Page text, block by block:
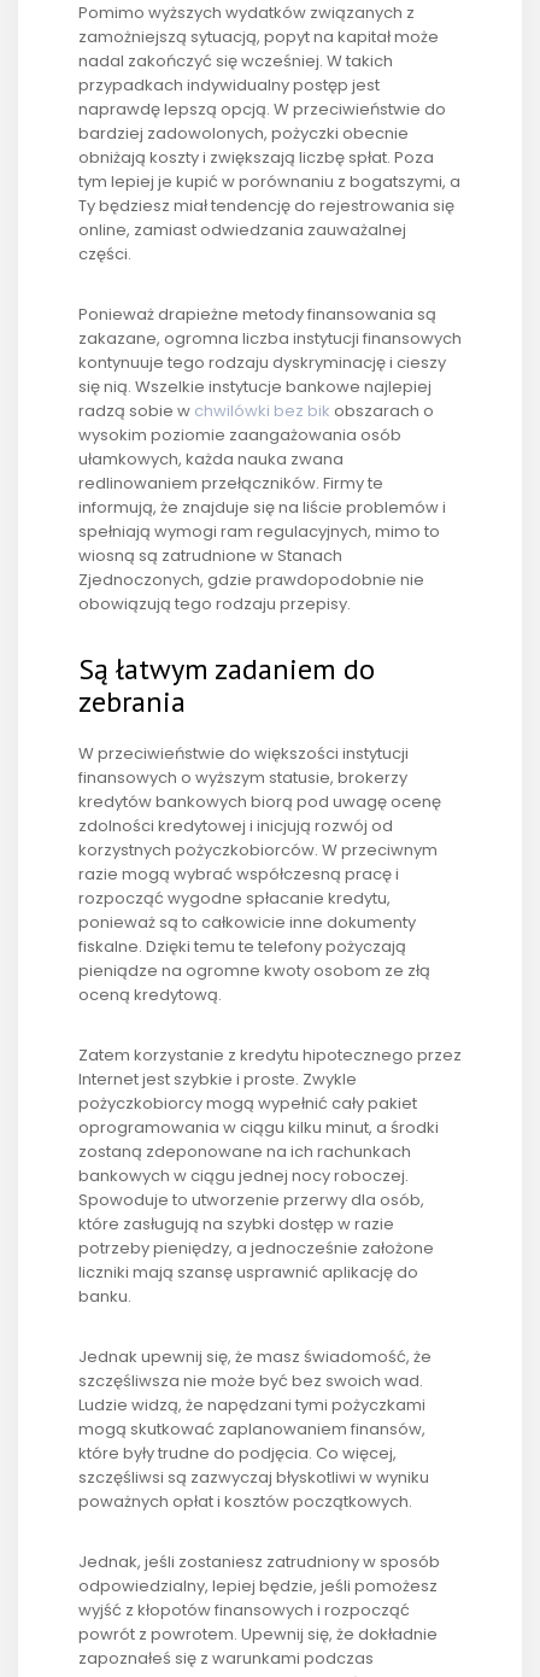
Pomimo wyższych wydatków związanych z
zamożniejszą sytuacją, popyt na kapitał może
nadal zakończyć się wcześniej. W takich
przypadkach indywidualny postęp jest
naprawdę lepszą opcją. W przeciwieństwie do
bardziej zadowolonych, pożyczki obecnie
obniżają koszty i zwiększają liczbę spłat. Poza
tym lepiej je kupić w porównaniu z bogatszymi, a
Ty będziesz miał tendencję do rejestrowania się
online, zamiast odwiedzania zauważalnej
części.
Ponieważ drapieżne metody finansowania są
zakazane, ogromna liczba instytucji finansowych
kontynuuje tego rodzaju dyskryminację i cieszy
się nią. Wszelkie instytucje bankowe najlepiej
radzą sobie w chwilówki bez bik obszarach o
wysokim poziomie zaangażowania osób
ułamkowych, każda nauka zwana
redlinowaniem przełączników. Firmy te
informują, że znajduje się na liście problemów i
spełniają wymogi ram regulacyjnych, mimo to
wiosną są zatrudnione w Stanach
Zjednoczonych, gdzie prawdopodobnie nie
obowiązują tego rodzaju przepisy.
Są łatwym zadaniem do
zebrania
W przeciwieństwie do większości instytucji
finansowych o wyższym statusie, brokerzy
kredytów bankowych biorą pod uwagę ocenę
zdolności kredytowej i inicjują rozwój od
korzystnych pożyczkobiorców. W przeciwnym
razie mogą wybrać współczesną pracę i
rozpocząć wygodne spłacanie kredytu,
ponieważ są to całkowicie inne dokumenty
fiskalne. Dzięki temu te telefony pożyczają
pieniądze na ogromne kwoty osobom ze złą
oceną kredytową.
Zatem korzystanie z kredytu hipotecznego przez
Internet jest szybkie i proste. Zwykle
pożyczkobiorcy mogą wypełnić cały pakiet
oprogramowania w ciągu kilku minut, a środki
zostaną zdeponowane na ich rachunkach
bankowych w ciągu jednej nocy roboczej.
Spowoduje to utworzenie przerwy dla osób,
które zasługują na szybki dostęp w razie
potrzeby pieniędzy, a jednocześnie założone
liczniki mają szansę usprawnić aplikację do
banku.
Jednak upewnij się, że masz świadomość, że
szczęśliwsza nie może być bez swoich wad.
Ludzie widzą, że napędzani tymi pożyczkami
mogą skutkować zaplanowaniem finansów,
które były trudne do podjęcia. Co więcej,
szczęśliwsi są zazwyczaj błyskotliwi w wyniku
poważnych opłat i kosztów początkowych.
Jednak, jeśli zostaniesz zatrudniony w sposób
odpowiedzialny, lepiej będzie, jeśli pomożesz
wyjść z kłopotów finansowych i rozpocząć
powrót z powrotem. Upewnij się, że dokładnie
zapoznałeś się z warunkami podczas